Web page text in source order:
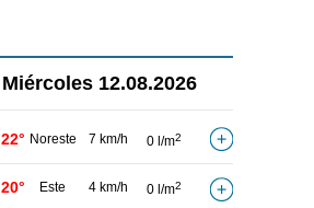
Miércoles 12.08.2026
22° Noreste 7 km/h 0 l/m2
20° Este 4 km/h 0 l/m2